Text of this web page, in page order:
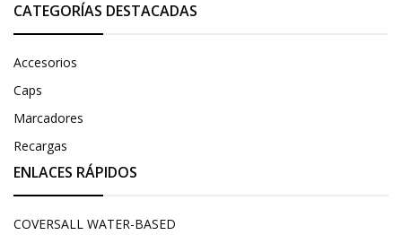
CATEGORÍAS DESTACADAS
Accesorios
Caps
Marcadores
Recargas
ENLACES RÁPIDOS
COVERSALL WATER-BASED